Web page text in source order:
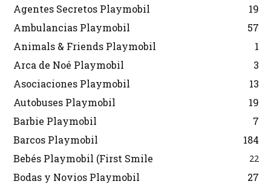
Agentes Secretos Playmobil
19
Ambulancias Playmobil
57
Animals & Friends Playmobil
1
Arca de Noé Playmobil
3
Asociaciones Playmobil
13
Autobuses Playmobil
19
Barbie Playmobil
7
Barcos Playmobil
184
Bebés Playmobil (First Smile
22
Bodas y Novios Playmobil
27